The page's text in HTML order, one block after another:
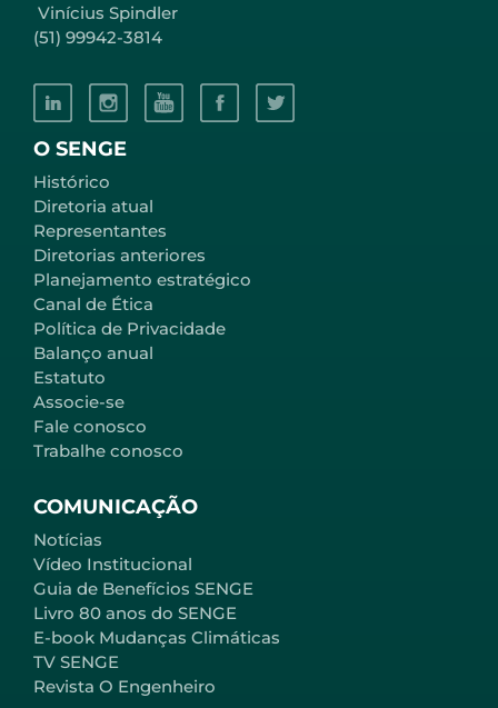
O SENGE
Histórico
Diretoria atual
Representantes
Diretorias anteriores
Planejamento estratégico
Canal de Ética
Política de Privacidade
Balanço anual
Estatuto
Associe-se
Fale conosco
Trabalhe conosco
COMUNICAÇÃO
Notícias
Vídeo Institucional
Guia de Benefícios SENGE
Livro 80 anos do SENGE
E-book Mudanças Climáticas
TV SENGE
Revista O Engenheiro
Vinícius Spindler
(51) 99942-3814